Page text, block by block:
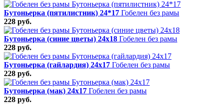
Бутоньерка (пятилистник) 24*17 Гобелен без рамы
228 руб.
Бутоньерка (синие цветы) 24х18 Гобелен без рамы
228 руб.
Бутоньерка (гайлардия) 24х17 Гобелен без рамы
228 руб.
Бутоньерка (мак) 24х17 Гобелен без рамы
228 руб.